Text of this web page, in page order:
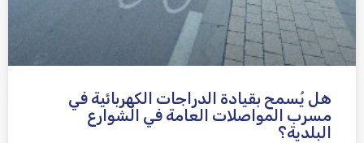
هل يُسمح بقيادة الدراجات الكهربائية في
مسرب المواصلات العامة في الشوارع
البلدية؟